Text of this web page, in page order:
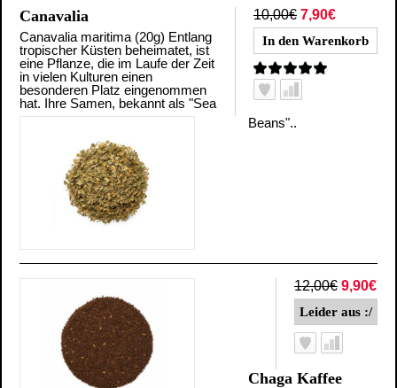
10,00€ 7,90€
Canavalia
Canavalia maritima (20g) Entlang
tropischer Küsten beheimatet, ist
eine Pflanze, die im Laufe der Zeit
in vielen Kulturen einen
besonderen Platz eingenommen
hat. Ihre Samen, bekannt als "Sea
Beans"..
12,00€ 9,90€
Chaga Kaffee